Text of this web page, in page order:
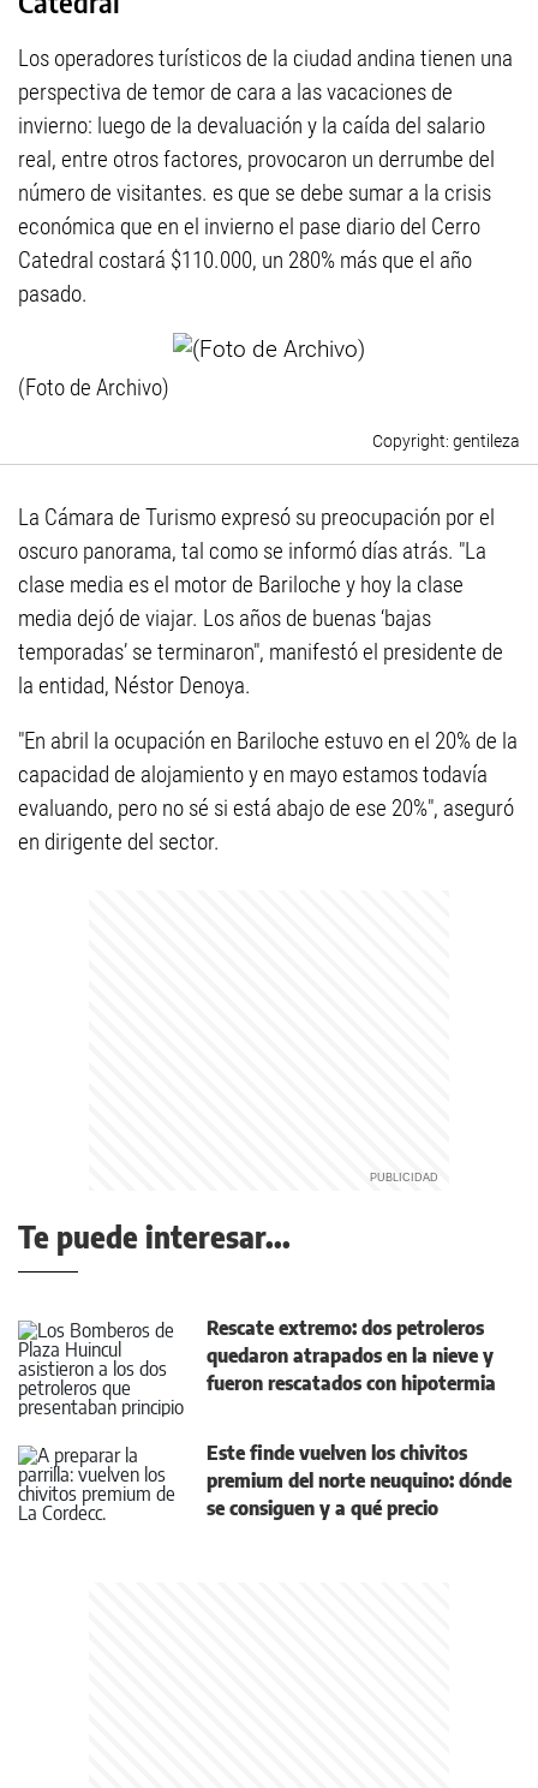
Los operadores turísticos de la ciudad andina tienen una
perspectiva de temor de cara a las vacaciones de
invierno: luego de la devaluación y la caída del salario
real, entre otros factores, provocaron un derrumbe del
número de visitantes. es que se debe sumar a la crisis
económica que en el invierno el pase diario del Cerro
Catedral costará $110.000, un 280% más que el año
pasado.
(Foto de Archivo)
gentileza
La Cámara de Turismo expresó su preocupación por el
oscuro panorama, tal como se informó días atrás. "La
clase media es el motor de Bariloche y hoy la clase
media dejó de viajar. Los años de buenas ‘bajas
temporadas’ se terminaron", manifestó el presidente de
la entidad, Néstor Denoya.
"En abril la ocupación en Bariloche estuvo en el 20% de la
capacidad de alojamiento y en mayo estamos todavía
evaluando, pero no sé si está abajo de ese 20%", aseguró
en dirigente del sector.
Te puede interesar...
Rescate extremo: dos petroleros
quedaron atrapados en la nieve y
fueron rescatados con hipotermia
Este finde vuelven los chivitos
premium del norte neuquino: dónde
se consiguen y a qué precio